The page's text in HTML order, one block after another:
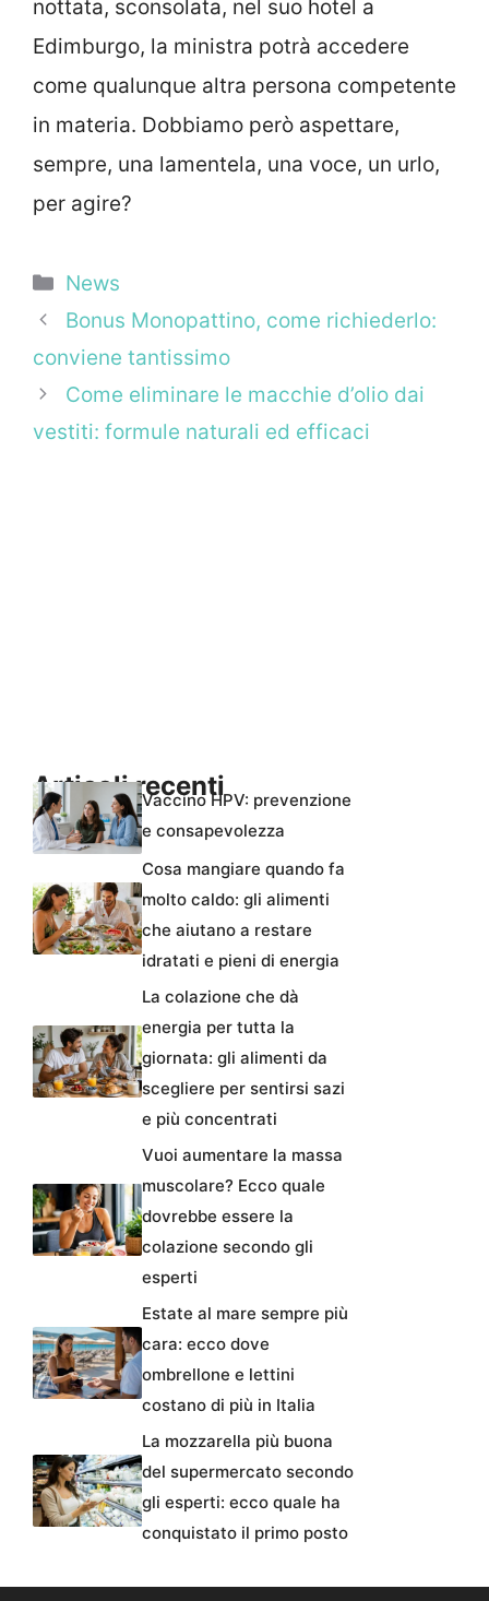
nottata, sconsolata, nel suo hotel a
Edimburgo, la ministra potrà accedere
come qualunque altra persona competente
in materia. Dobbiamo però aspettare,
sempre, una lamentela, una voce, un urlo,
per agire?
Categorie
News
Bonus Monopattino, come richiederlo:
conviene tantissimo
Come eliminare le macchie d’olio dai
vestiti: formule naturali ed efficaci
Articoli recentiVaccino HPV: prevenzione
e consapevolezza
Cosa mangiare quando fa
molto caldo: gli alimenti
che aiutano a restare
idratati e pieni di energia
La colazione che dà
energia per tutta la
giornata: gli alimenti da
scegliere per sentirsi sazi
e più concentrati
Vuoi aumentare la massa
muscolare? Ecco quale
dovrebbe essere la
colazione secondo gli
esperti
Estate al mare sempre più
cara: ecco dove
ombrellone e lettini
costano di più in Italia
La mozzarella più buona
del supermercato secondo
gli esperti: ecco quale ha
conquistato il primo posto